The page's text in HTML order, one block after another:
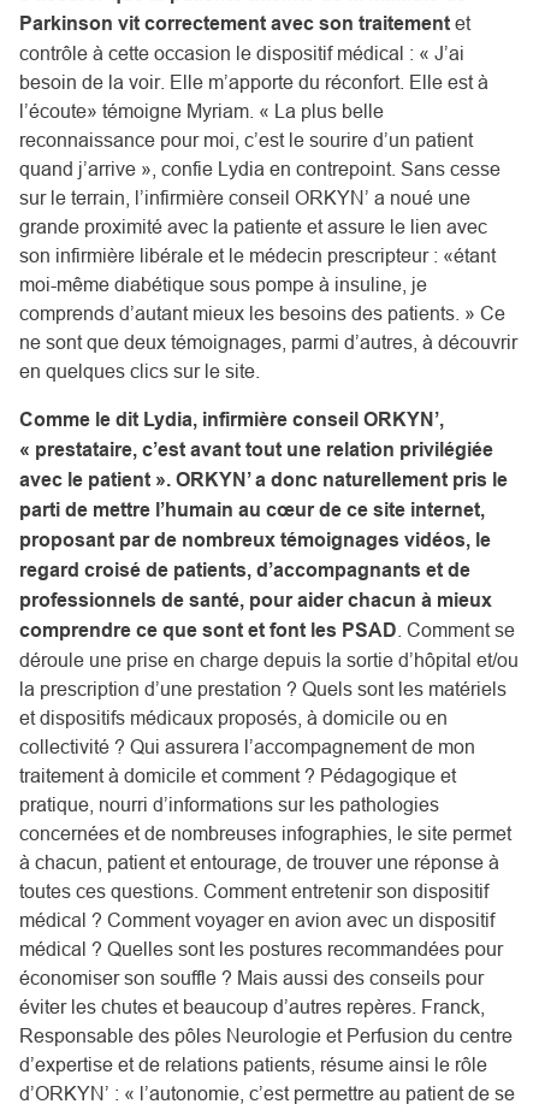
Parkinson vit correctement avec son traitement et
contrôle à cette occasion le dispositif médical : « J’ai
besoin de la voir. Elle m’apporte du réconfort. Elle est à
l’écoute» témoigne Myriam. « La plus belle
reconnaissance pour moi, c’est le sourire d’un patient
quand j’arrive », confie Lydia en contrepoint. Sans cesse
sur le terrain, l’infirmière conseil ORKYN’ a noué une
grande proximité avec la patiente et assure le lien avec
son infirmière libérale et le médecin prescripteur : «étant
moi-même diabétique sous pompe à insuline, je
comprends d’autant mieux les besoins des patients. » Ce
ne sont que deux témoignages, parmi d’autres, à découvrir
en quelques clics sur le site
Comme le dit Lydia, infirmière conseil ORKYN’,
« prestataire, c’est avant tout une relation privilégiée
avec le patient ». ORKYN’ a donc naturellement pris le
parti de mettre l’humain au cœur de ce site internet,
proposant par de nombreux témoignages vidéos, le
regard croisé de patients, d’accompagnants et de
professionnels de santé, pour aider chacun à mieux
comprendre ce que sont et font les PSAD . Comment se
déroule une prise en charge depuis la sortie d’hôpital et/ou
la prescription d’une prestation ? Quels sont les matériels
et dispositifs médicaux proposés, à domicile ou en
collectivité ? Qui assurera l’accompagnement de mon
traitement à domicile et comment ? Pédagogique et
pratique, nourri d’informations sur les pathologies
concernées et de nombreuses infographies, le site permet
à chacun, patient et entourage, de trouver une réponse à
toutes ces questions. Comment entretenir son dispositif
médical ? Comment voyager en avion avec un dispositif
médical ? Quelles sont les postures recommandées pour
économiser son souffle ? Mais aussi des conseils pour
éviter les chutes et beaucoup d’autres repères. Franck,
Responsable des pôles Neurologie et Perfusion du centre
d’expertise et de relations patients, résume ainsi le rôle
d’ORKYN’ : « l’autonomie, c’est permettre au patient de se